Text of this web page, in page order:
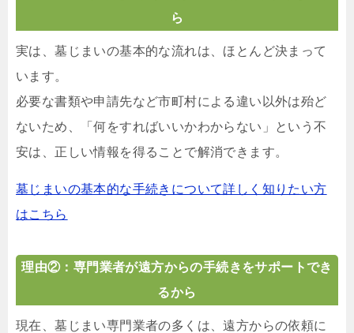
ら
実は、墓じまいの基本的な流れは、ほとんど決まって
います。
必要な書類や申請先など市町村による違い以外は殆ど
ないため、「何をすればいいかわからない」という不
安は、正しい情報を得ることで解消できます。
墓じまいの基本的な手続きについて詳しく知りたい方
はこちら
理由②：専門業者が遠方からの手続きをサポートでき
るから
現在、墓じまい専門業者の多くは、遠方からの依頼に